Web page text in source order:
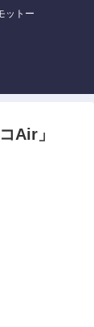
ットー
Air」